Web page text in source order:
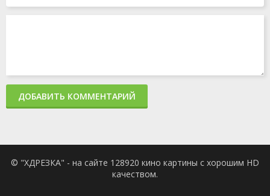
ДОБАВИТЬ КОММЕНТАРИЙ
© "ХДРЕЗКА" - на сайте 128920 кино картины с хорошим HD
качеством.